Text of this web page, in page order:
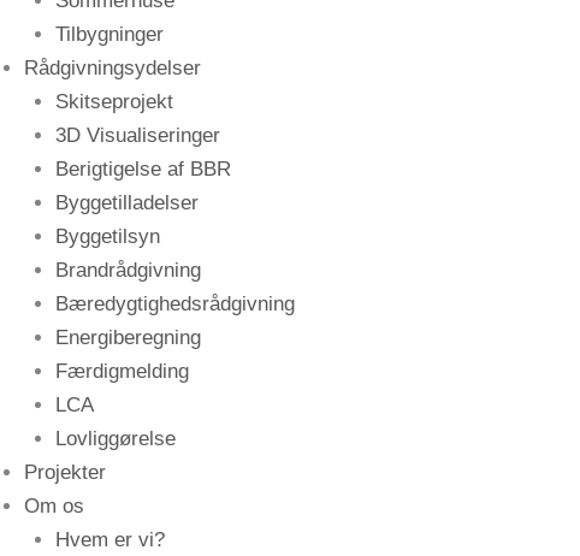
Tilbygninger
Rådgivningsydelser
Skitseprojekt
3D Visualiseringer
Berigtigelse af BBR
Byggetilladelser
Byggetilsyn
Brandrådgivning
Bæredygtighedsrådgivning
Energiberegning
Færdigmelding
LCA
Lovliggørelse
Projekter
Om os
Hvem er vi?